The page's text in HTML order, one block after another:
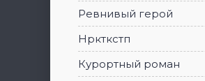
Ревнивый герой
Нркткстп
Курортный роман